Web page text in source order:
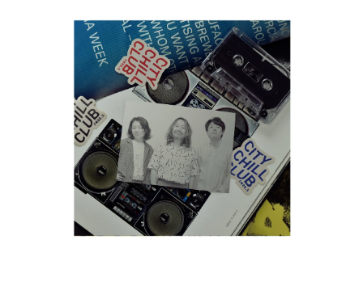
お知らせ
イベント・グッズ
YouTube